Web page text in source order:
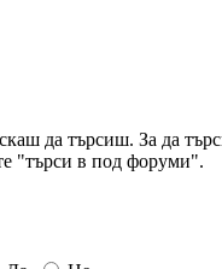
да търсиш. За да
"търси в под форуми".